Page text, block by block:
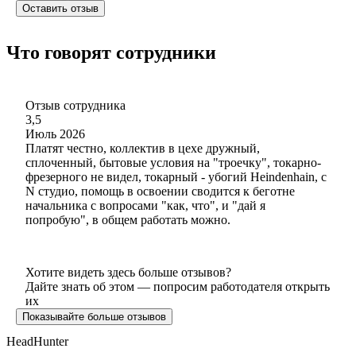
Оставить отзыв
Что говорят сотрудники
Отзыв сотрудника
3,5
Июль 2026
Платят честно, коллектив в цехе дружный,
сплоченный, бытовые условия на "троечку", токарно-
фрезерного не видел, токарный - убогий Heindenhain, с
N студио, помощь в освоении сводится к беготне
начальника с вопросами "как, что", и "дай я
попробую", в общем работать можно.
Хотите видеть здесь больше отзывов?
Дайте знать об этом — попросим работодателя открыть
их
Показывайте больше отзывов
HeadHunter